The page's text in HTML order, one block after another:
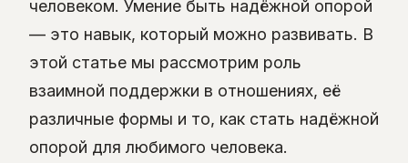
человеком. Умение быть надёжной опорой
— это навык, который можно развивать. В
этой статье мы рассмотрим роль
взаимной поддержки в отношениях, её
различные формы и то, как стать надёжной
опорой для любимого человека.